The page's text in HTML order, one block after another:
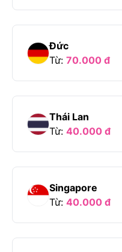
Đức
Từ: 70.000 đ
Thái Lan
Từ: 40.000 đ
Singapore
Từ: 40.000 đ